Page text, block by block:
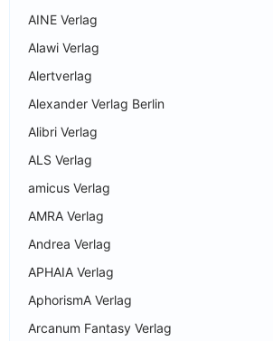
AINE Verlag
Alawi Verlag
Alertverlag
Alexander Verlag Berlin
Alibri Verlag
ALS Verlag
amicus Verlag
AMRA Verlag
Andrea Verlag
APHAIA Verlag
AphorismA Verlag
Arcanum Fantasy Verlag